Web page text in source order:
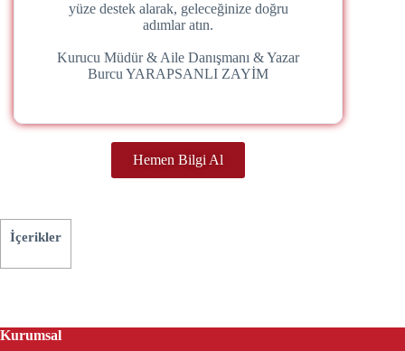
yüze destek alarak, geleceğinize doğru
adımlar atın.
Kurucu Müdür & Aile Danışmanı & Yazar
Burcu YARAPSANLI ZAYİM
Hemen Bilgi Al
İçerikler
Kurumsal